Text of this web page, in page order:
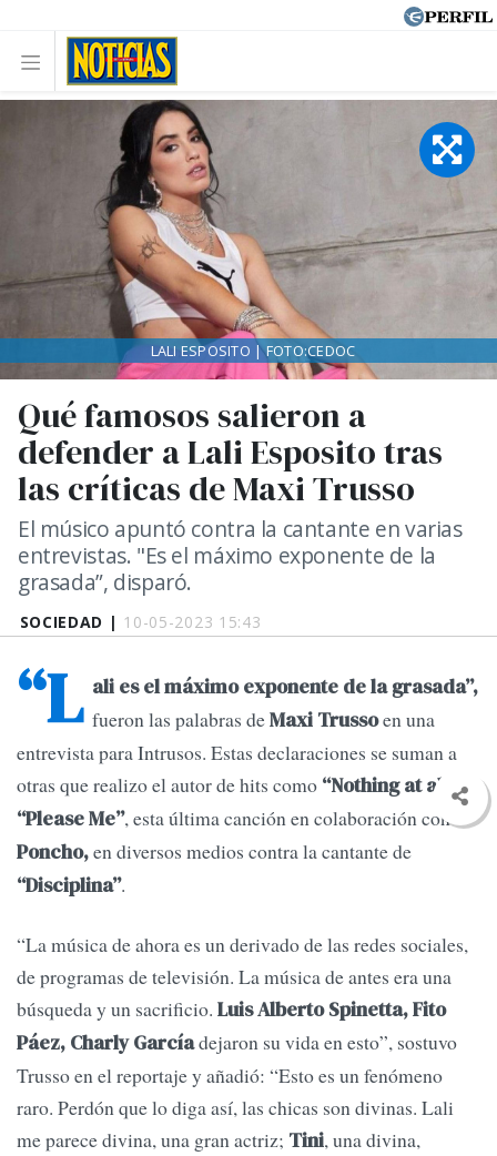
SOCIEDAD | 10-05-2023 15:43
Qué famosos salieron a
defender a Lali Esposito tras
las críticas de Maxi Trusso
El músico apuntó contra la cantante en varias
entrevistas. "Es el máximo exponente de la
grasada”, disparó.
LALI ESPOSITO | FOTO:CEDOC
“L ali es el máximo exponente de la grasada”,
fueron las palabras deMaxi Trussoen una
entrevista para Intrusos. Estas declaraciones se suman a
otras que realizo el autor de hits como “Nothing at all” y
“Please Me”, esta última canción en colaboración con
Poncho,en diversos medios contra la cantante de
“Disciplina”.
“La música de ahora es un derivado de las redes sociales,
de programas de televisión. La música de antes era una
búsqueda y un sacrificio. Luis Alberto Spinetta, Fito
Páez, Charly Garcíadejaron su vida en esto”, sostuvo
Trusso en el reportaje y añadió: “Esto es un fenómeno
raro. Perdón que lo diga así, las chicas son divinas. Lali
me parece divina, una gran actriz; Tini, una divina,